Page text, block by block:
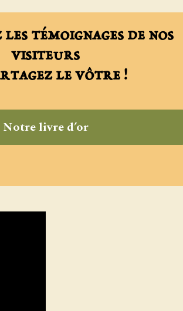
témoignages de nos
visiteurs
le vôtre !
Notre livre d’or